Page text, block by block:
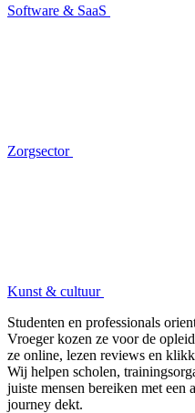
Software & SaaS
Zorgsector
Kunst & cultuur
Studenten en professionals
Vroeger kozen ze voor de
ze online, lezen reviews en
Wij helpen scholen,
juiste mensen bereiken met een
journey dekt.